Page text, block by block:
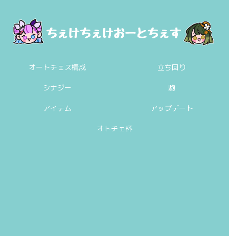
オートチェス構成 立ち回り
シナジー 駒
アイテム アップデート
オトチェ杯